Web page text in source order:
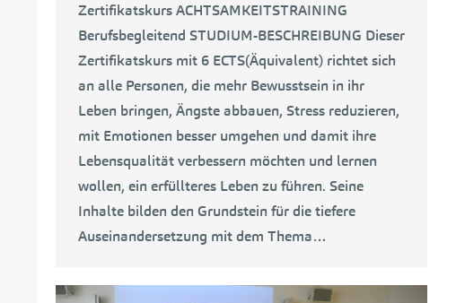
Zertifikatskurs ACHTSAMKEITSTRAINING
Berufsbegleitend STUDIUM-BESCHREIBUNG Dieser
Zertifikatskurs mit 6 ECTS(Äquivalent) richtet sich
an alle Personen, die mehr Bewusstsein in ihr
Leben bringen, Ängste abbauen, Stress reduzieren,
mit Emotionen besser umgehen und damit ihre
Lebensqualität verbessern möchten und lernen
wollen, ein erfüllteres Leben zu führen. Seine
Inhalte bilden den Grundstein für die tiefere
Auseinandersetzung mit dem Thema…